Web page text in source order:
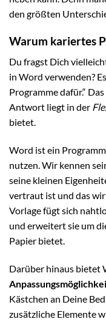
den größten
Warum kariertes
Du fragst Dich
in Word verwenden?
Programme dafür.“
Antwort liegt in der
bietet.
Word ist ein
nutzen. Wir kennen
seine kleinen
vertraut ist und das
Vorlage fügt sich
und erweitert sie um
Papier bietet.
Darüber hinaus bietet
Kästchen an Deine
zusätzliche Elemente